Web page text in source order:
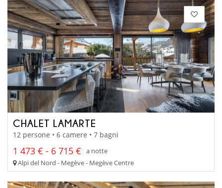
CHALET LAMARTE
12 persone • 6 camere • 7 bagni
1 473 € - 6 715 €
a notte
Alpi del Nord - Megève - Megève Centre